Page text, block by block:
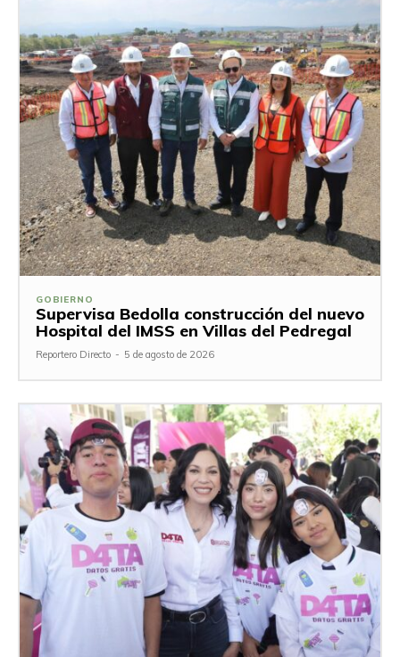
GOBIERNO
Supervisa Bedolla construcción del nuevo
Hospital del IMSS en Villas del Pedregal
Reportero Directo - 5 de agosto de 2026